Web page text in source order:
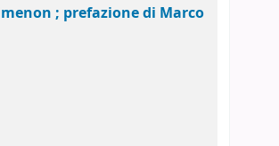
; prefazione di Marco